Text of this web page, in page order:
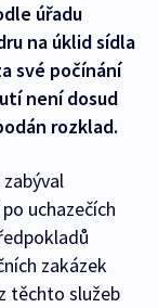
úřadu
na úklid sídla
své počínání
není dosud
rozklad.
uchazečích
zakázek
těchto služeb